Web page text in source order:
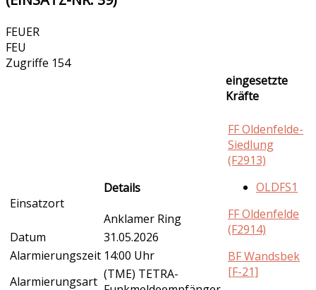
FEUER
FEU
Zugriffe 154
Einsatzort
Details
Anklamer Ring
Datum
31.05.2026
Alarmierungszeit 14:00 Uhr
Alarmierungsart (TME) TETRA-
eingesetzte
Kräfte
FF Oldenfelde-
Siedlung
(F2913)
OLDFS1
FF Oldenfelde
(F2914)
BF Wandsbek
[F-21]